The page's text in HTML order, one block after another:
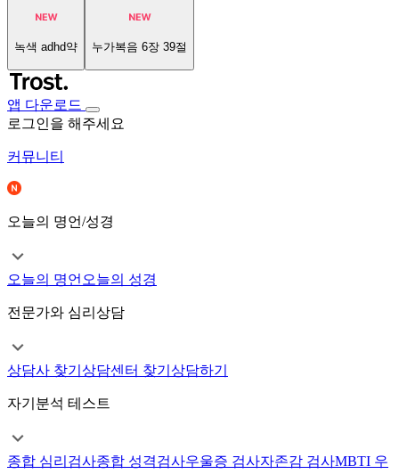
녹색 adhd약 누가복음 6장 39절
앱 다운로드
로그인을 해주세요
커뮤니티
오늘의 명언/성경
오늘의 명언 오늘의 성경
전문가와 심리상담
상담사 찾기 상담센터 찾기 상담하기
자기분석 테스트
종합 심리검사종합 성격검사우울증 검사자존감 검사MBTI 우